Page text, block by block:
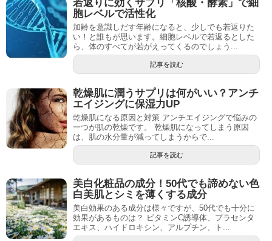
若返りに効くサプリ「核酸・酵素」で細
胞レベルで活性化
加齢を意識しだす年齢になると、少しでも若返りた
い！と誰もが思います。細胞レベルで若返るとした
ら、体のすべてが若がえってくるのでしょう...
記事を読む
乾燥肌に潤うサプリは何がいい？アンチ
エイジングに保湿力UP
乾燥肌になる原因と対策 アンチエイジングで悩みの
一つが肌の乾燥です。 乾燥肌になってしまう原因
は、肌の水分量が減ってしまうからで...
記事を読む
美白化粧品の成分！50代でも諦めない色
白美肌とシミを薄くする成分
美白効果のある成分は様々ですが、50代でも十分に
効果があるものは？ ビタミンC誘導体、プラセンタ
エキス、ハイドロキシン、アルプチン、ト...